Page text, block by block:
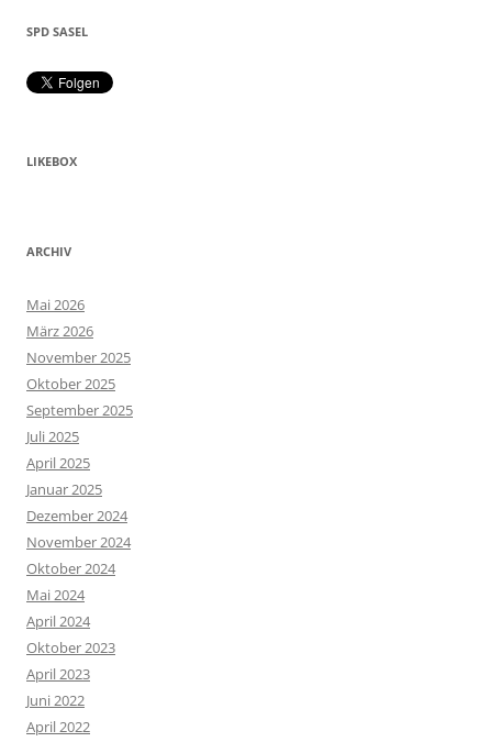
SPD SASEL
LIKEBOX
ARCHIV
Mai 2026
März 2026
November 2025
Oktober 2025
September 2025
Juli 2025
April 2025
Januar 2025
Dezember 2024
November 2024
Oktober 2024
Mai 2024
April 2024
Oktober 2023
April 2023
Juni 2022
April 2022